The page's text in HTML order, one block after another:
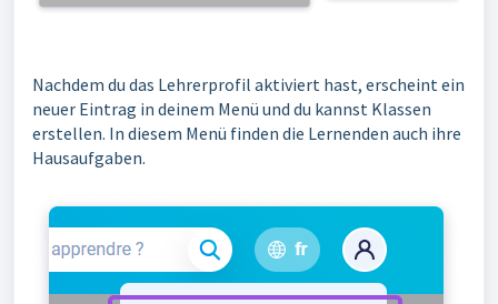
Nachdem du das Lehrerprofil aktiviert hast, erscheint ein
neuer Eintrag in deinem Menü und du kannst Klassen
erstellen. In diesem Menü finden die Lernenden auch ihre
Hausaufgaben.